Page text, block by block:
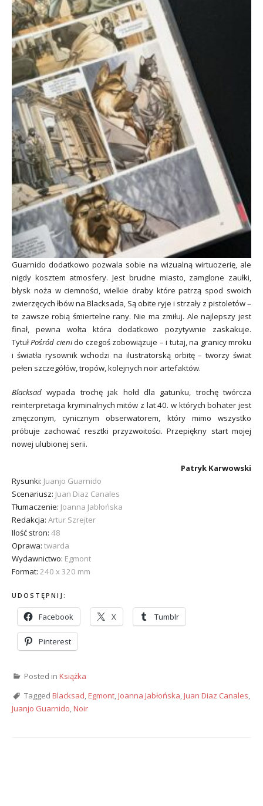
Guarnido dodatkowo pozwala sobie na wizualną wirtuozerię, ale
nigdy kosztem atmosfery. Jest brudne miasto, zamglone zaułki,
błysk noża w ciemności, wielkie draby które patrzą spod swoich
zwierzęcych łbów na Blacksada, Są obite ryje i strzały z pistoletów –
te zawsze robią śmiertelne rany. Nie ma zmiłuj. Ale najlepszy jest
finał, pewna wolta która dodatkowo pozytywnie zaskakuje.
TytułPośród cienido czegoś zobowiązuje – i tutaj, na granicy mroku
i światła rysownik wchodzi na ilustratorską orbitę – tworzy świat
pełen szczegółów, tropów, kolejnych noir artefaktów.
Blacksadwypada trochę jak hołd dla gatunku, trochę twórcza
reinterpretacja kryminalnych mitów z lat 40. w których bohater jest
zmęczonym, cynicznym obserwatorem, który mimo wszystko
próbuje zachować resztki przyzwoitości. Przepiękny start mojej
nowej ulubionej serii.
Patryk Karwowski
Rysunki: Juanjo Guarnido
Scenariusz: Juan Diaz Canales
Tłumaczenie: Joanna Jabłońska
Redakcja: Artur Szrejter
Ilość stron: 48
Oprawa: twarda
Wydawnictwo: Egmont
Format: 240 x 320 mm
UDOSTĘPNIJ:
Facebook X Tumblr
Pinterest
Posted in Książka
Tagged Blacksad,Egmont,Joanna Jabłońska,Juan Diaz Canales,
Juanjo Guarnido,Noir